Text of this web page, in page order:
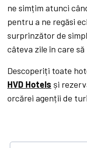
ne simțim atunci
pentru a ne regăsi
surprinzător de
câteva zile în care
Descoperiți toate
HVD Hotels și
orcărei agenții de